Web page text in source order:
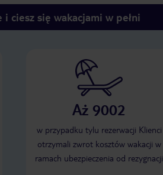
ciesz się wakacjami w pełni
Aż 9002
w przypadku tylu rezerwacji Klienci
otrzymali zwrot kosztów wakacji w
ramach ubezpieczenia od rezygnacji